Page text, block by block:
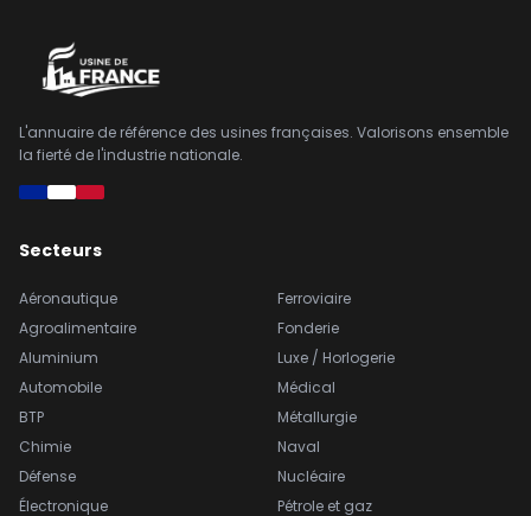
L'annuaire de référence des usines françaises. Valorisons ensemble
la fierté de l'industrie nationale.
Secteurs
Aéronautique
Agroalimentaire
Aluminium
Automobile
BTP
Chimie
Défense
Électronique
Ferroviaire
Fonderie
Luxe / Horlogerie
Médical
Métallurgie
Naval
Nucléaire
Pétrole et gaz